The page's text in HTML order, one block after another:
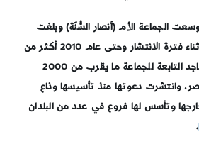
الجماعة الأم (أنصار السُّنّة) وبلغت
فترة الانتشار وحتى عام 2010
أكثر من
150 فرع، وبلغ عدد المساجد التابعة للجماعة ما يقرب من 2000
وانتشرت دعوتها منذ تأسيسها وذاع
وتأسس لها فروع في عدد من البلدان
.